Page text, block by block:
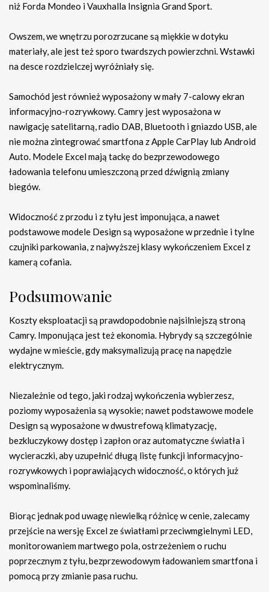
niż Forda Mondeo i Vauxhalla Insignia Grand Sport.
Owszem, we wnętrzu porozrzucane są miękkie w dotyku
materiały, ale jest też sporo twardszych powierzchni. Wstawki
na desce rozdzielczej wyróżniały się.
Samochód jest również wyposażony w mały 7-calowy ekran
informacyjno-rozrywkowy. Camry jest wyposażona w
nawigację satelitarną, radio DAB, Bluetooth i gniazdo USB, ale
nie można zintegrować smartfona z Apple CarPlay lub Android
Auto. Modele Excel mają tackę do bezprzewodowego
ładowania telefonu umieszczoną przed dźwignią zmiany
biegów.
Widoczność z przodu i z tyłu jest imponująca, a nawet
podstawowe modele Design są wyposażone w przednie i tylne
czujniki parkowania, z najwyższej klasy wykończeniem Excel z
kamerą cofania.
Podsumowanie
Koszty eksploatacji są prawdopodobnie najsilniejszą stroną
Camry. Imponująca jest też ekonomia. Hybrydy są szczególnie
wydajne w mieście, gdy maksymalizują pracę na napędzie
elektrycznym.
Niezależnie od tego, jaki rodzaj wykończenia wybierzesz,
poziomy wyposażenia są wysokie; nawet podstawowe modele
Design są wyposażone w dwustrefową klimatyzację,
bezkluczykowy dostęp i zapłon oraz automatyczne światła i
wycieraczki, aby uzupełnić długą listę funkcji informacyjno-
rozrywkowych i poprawiających widoczność, o których już
wspominaliśmy.
Biorąc jednak pod uwagę niewielką różnicę w cenie, zalecamy
przejście na wersję Excel ze światłami przeciwmgielnymi LED,
monitorowaniem martwego pola, ostrzeżeniem o ruchu
poprzecznym z tyłu, bezprzewodowym ładowaniem smartfona i
pomocą przy zmianie pasa ruchu.